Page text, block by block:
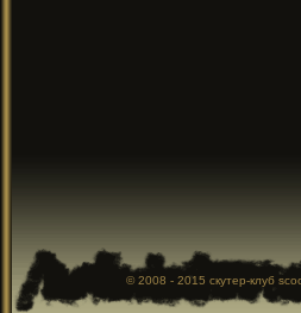
© 2008 - 2015 скутер-клуб